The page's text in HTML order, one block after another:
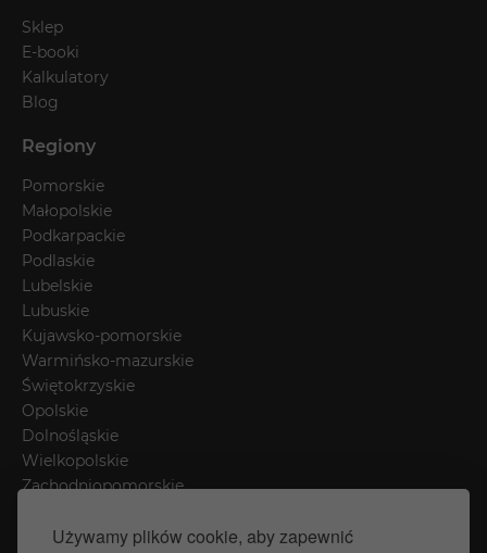
Używamy plików cookie, aby zapewnić
Sklep
E-booki
Kalkulatory
Blog
Regiony
Pomorskie
Małopolskie
Podkarpackie
Podlaskie
Lubelskie
Lubuskie
Kujawsko-pomorskie
Warmińsko-mazurskie
Świętokrzyskie
Opolskie
Dolnośląskie
Wielkopolskie
Zachodniopomorskie
Mazowieckie